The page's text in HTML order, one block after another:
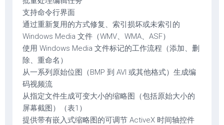
支持命令行界面
通过重新复用的方式修复、索引损坏或未索引的
Windows Media 文件（WMV、WMA、ASF）
使用 Windows Media 文件标记的工作流程（添加、删
除、重命名）
从一系列原始位图（BMP 到 AVI 或其他格式）生成编
码视频流
从指定文件生成可变大小的缩略图（包括原始大小的
屏幕截图）（表1）
提供带有嵌入式缩略图的可调节 ActiveX 时间轴控件